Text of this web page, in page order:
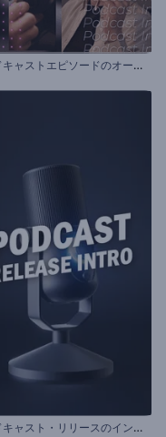
ポ
ッドキャストエピソードのオープニング
ポ
ッドキャスト・リリースのイントロ動画